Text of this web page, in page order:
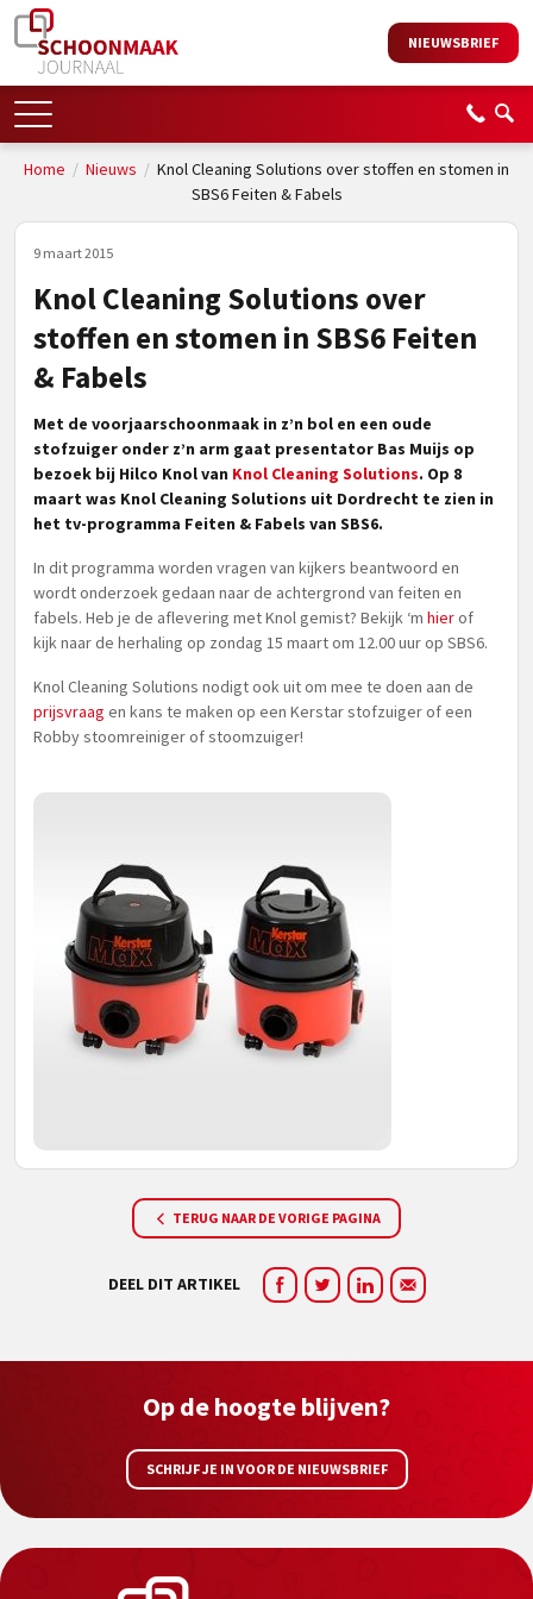
NIEUWSBRIEF
Home / Nieuws / Knol Cleaning Solutions over stoffen en stomen in
SBS6 Feiten & Fabels
9 maart 2015
Knol Cleaning Solutions over
stoffen en stomen in SBS6 Feiten
& Fabels
Met de voorjaarschoonmaak in z’n bol en een oude
stofzuiger onder z’n arm gaat presentator Bas Muijs op
bezoek bij Hilco Knol van Knol Cleaning Solutions. Op 8
maart was Knol Cleaning Solutions uit Dordrecht te zien in
het tv-programma Feiten & Fabels van SBS6.
In dit programma worden vragen van kijkers beantwoord en
wordt onderzoek gedaan naar de achtergrond van feiten en
fabels. Heb je de aflevering met Knol gemist? Bekijk ‘m hierof
kijk naar de herhaling op zondag 15 maart om 12.00 uur op SBS6.
Knol Cleaning Solutions nodigt ook uit om mee te doen aan de
prijsvraag en kans te maken op een Kerstar stofzuiger of een
Robby stoomreiniger of stoomzuiger!
TERUG NAAR DE VORIGE PAGINA
DEEL DIT ARTIKEL
Op de hoogte blijven?
SCHRIJF JE IN VOOR DE NIEUWSBRIEF